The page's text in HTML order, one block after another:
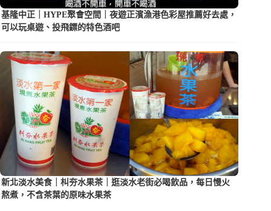
基隆中正｜HYPE聚會空間｜夜遊正濱漁港色彩屋推薦好去處，
可以玩桌遊、投飛鏢的特色酒吧
新北淡水美食｜朻夯水果茶｜逛淡水老街必喝飲品，每日慢火
熬煮，不含茶葉的原味水果茶